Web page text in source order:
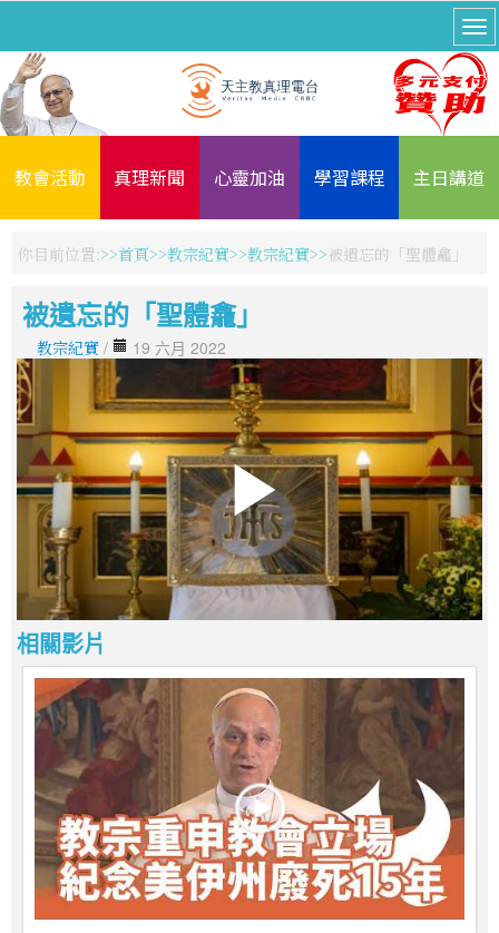
教會活動 真理新聞 心靈加油 學習課程 主日講道
你目前位置: 首頁 教宗紀實 教宗紀實 被遺忘的「聖體龕」
被遺忘的「聖體龕」
教宗紀實 / 19 六月 2022
相關影片